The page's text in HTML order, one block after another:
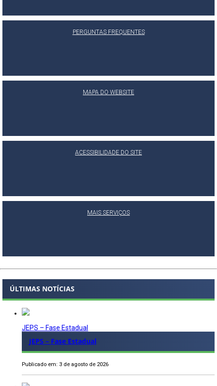
PERGUNTAS FREQUENTES
MAPA DO WEBSITE
ACESSIBILIDADE DO SITE
MAIS SERVIÇOS
ÚLTIMAS NOTÍCIAS
JEPS – Fase Estadual
JEPS – Fase Estadual
Publicado em: 3 de agosto de 2026